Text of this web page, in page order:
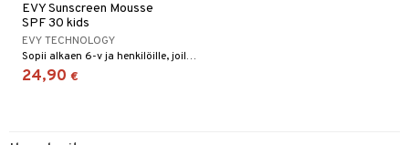
EVY Sunscreen Mousse
SPF 30 kids
EVY TECHNOLOGY
Sopii alkaen 6-v ja henkilöille, joilla on erityisen herkkä iho auringolle.
24,90 €